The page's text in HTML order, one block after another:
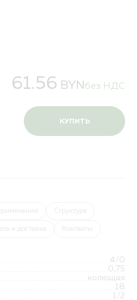
61.56 BYN без НДС
КУПИТЬ
Структура
и доставка Контакты
4/0
0,75
колющая
18
1/2